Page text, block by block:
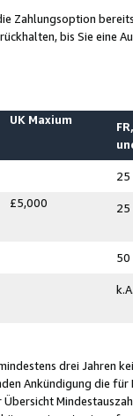
Zahlungsoption
bis Sie
UK Maxium
25
£5,000 25
50
drei Jahren
Ankündigung die